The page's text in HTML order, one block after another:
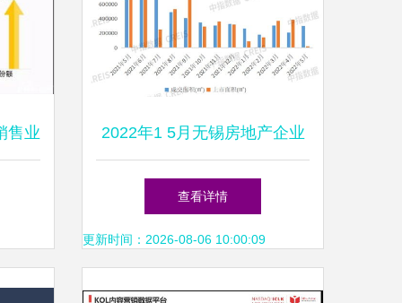
售业
、
2022年1 5月无锡房地产企业
销售业绩top10
查看详情
更新时间：2026-08-06 10:00:09